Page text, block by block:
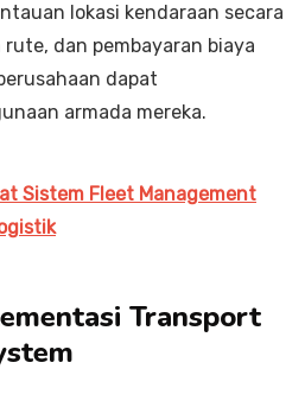
lokasi kendaraan secara
dan pembayaran biaya
dapat
armada mereka.
Sistem Fleet Management
Transport